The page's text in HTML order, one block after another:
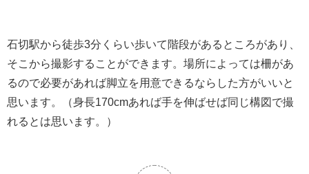
石切駅から徒歩3分くらい歩いて階段があるところがあり、
そこから撮影することができます。場所によっては柵があ
るので必要があれば脚立を用意できるならした方がいいと
思います。（身長170cmあれば手を伸ばせば同じ構図で撮
れるとは思います。）